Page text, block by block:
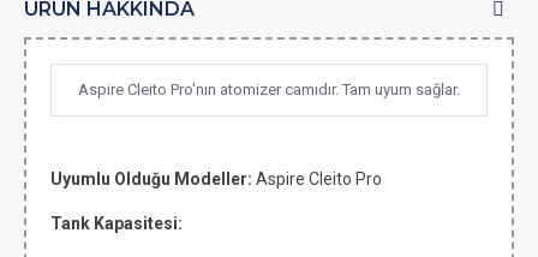
ÜRÜN HAKKINDA
Aspire Cleito Pro'nın atomizer camıdır. Tam uyum sağlar.
Uyumlu Olduğu Modeller: Aspire Cleito Pro
Tank Kapasitesi: